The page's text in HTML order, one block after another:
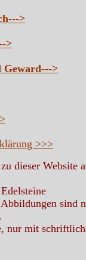
>
>
>
>>>
dieser Website
sind
nur mit